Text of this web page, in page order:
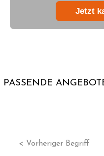
Jetzt
PASSENDE
< Vorheriger Begriff